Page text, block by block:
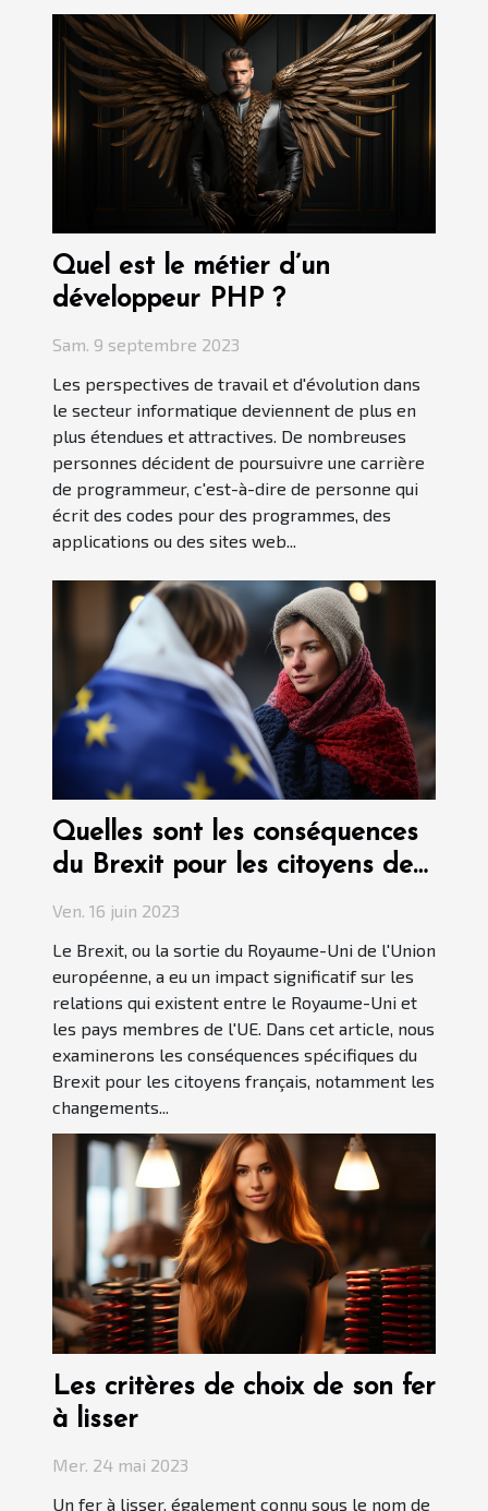
Quel est le métier d’un
développeur PHP ?
Sam. 9 septembre 2023
Les perspectives de travail et d'évolution dans
le secteur informatique deviennent de plus en
plus étendues et attractives. De nombreuses
personnes décident de poursuivre une carrière
de programmeur, c'est-à-dire de personne qui
écrit des codes pour des programmes, des
applications ou des sites web...
Quelles sont les conséquences
du Brexit pour les citoyens de
France ?
Ven. 16 juin 2023
Le Brexit, ou la sortie du Royaume-Uni de l'Union
européenne, a eu un impact significatif sur les
relations qui existent entre le Royaume-Uni et
les pays membres de l'UE. Dans cet article, nous
examinerons les conséquences spécifiques du
Brexit pour les citoyens français, notamment les
changements...
Les critères de choix de son fer
à lisser
Mer. 24 mai 2023
Un fer à lisser, également connu sous le nom de